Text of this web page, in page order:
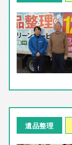
遺品整理